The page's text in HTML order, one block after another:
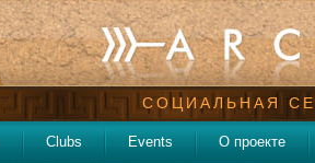
СОЦИАЛЬНАЯ
Clubs Events О проекте